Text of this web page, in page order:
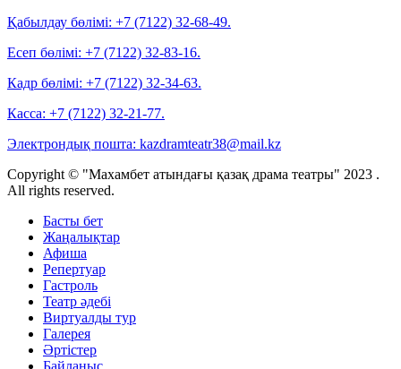
Қабылдау бөлімі: +7 (7122) 32-68-49.
Есеп бөлімі: +7 (7122) 32-83-16.
Кадр бөлімі: +7 (7122) 32-34-63.
Касса: +7 (7122) 32-21-77.
Электрондық пошта: kazdramteatr38@mail.kz
Copyright © "Махамбет атындағы қазақ драма театры" 2023 .
All rights reserved.
Басты бет
Жаңалықтар
Афиша
Репертуар
Гастроль
Театр әдебі
Виртуалды тур
Галерея
Әртістер
Байланыс